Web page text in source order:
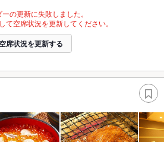
の更新に失敗しました。
て空席状況を更新してください。
空席状況を更新する